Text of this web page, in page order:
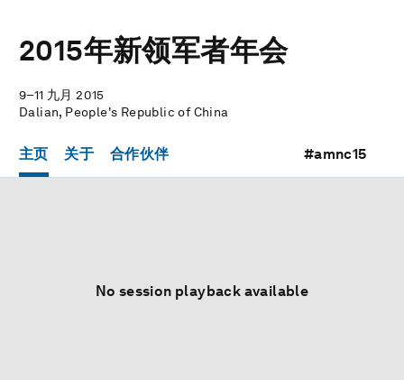
2015年新领军者年会
9–11 九月 2015
Dalian, People's Republic of China
主页 关于 合作伙伴 #amnc15
No session playback available